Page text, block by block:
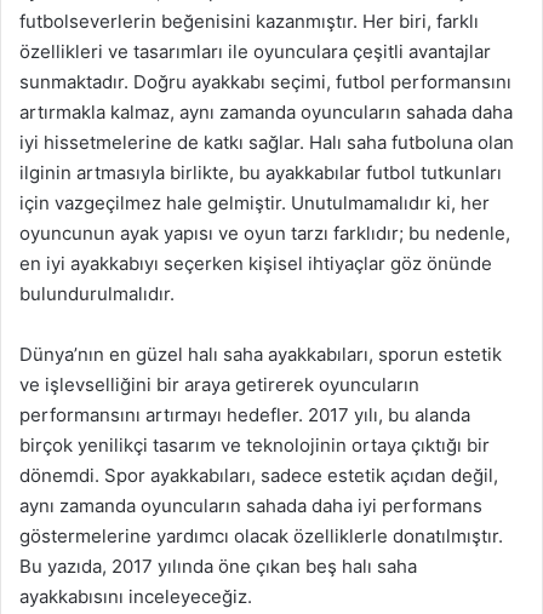
futbolseverlerin beğenisini kazanmıştır. Her biri, farklı
özellikleri ve tasarımları ile oyunculara çeşitli avantajlar
sunmaktadır. Doğru ayakkabı seçimi, futbol performansını
artırmakla kalmaz, aynı zamanda oyuncuların sahada daha
iyi hissetmelerine de katkı sağlar. Halı saha futboluna olan
ilginin artmasıyla birlikte, bu ayakkabılar futbol tutkunları
için vazgeçilmez hale gelmiştir. Unutulmamalıdır ki, her
oyuncunun ayak yapısı ve oyun tarzı farklıdır; bu nedenle,
en iyi ayakkabıyı seçerken kişisel ihtiyaçlar göz önünde
bulundurulmalıdır.
Dünya’nın en güzel halı saha ayakkabıları, sporun estetik
ve işlevselliğini bir araya getirerek oyuncuların
performansını artırmayı hedefler. 2017 yılı, bu alanda
birçok yenilikçi tasarım ve teknolojinin ortaya çıktığı bir
dönemdi. Spor ayakkabıları, sadece estetik açıdan değil,
aynı zamanda oyuncuların sahada daha iyi performans
göstermelerine yardımcı olacak özelliklerle donatılmıştır.
Bu yazıda, 2017 yılında öne çıkan beş halı saha
ayakkabısını inceleyeceğiz.